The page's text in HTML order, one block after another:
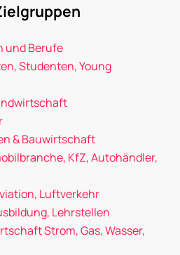
und Berufe
Studenten, Young
& Bauwirtschaft
KfZ, Autohändler,
Luftverkehr
Lehrstellen
Strom, Gas, Wasser,